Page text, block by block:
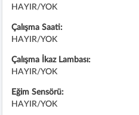
HAYIR/YOK
Çalışma Saati:
HAYIR/YOK
Çalışma İkaz Lambası:
HAYIR/YOK
Eğim Sensörü:
HAYIR/YOK